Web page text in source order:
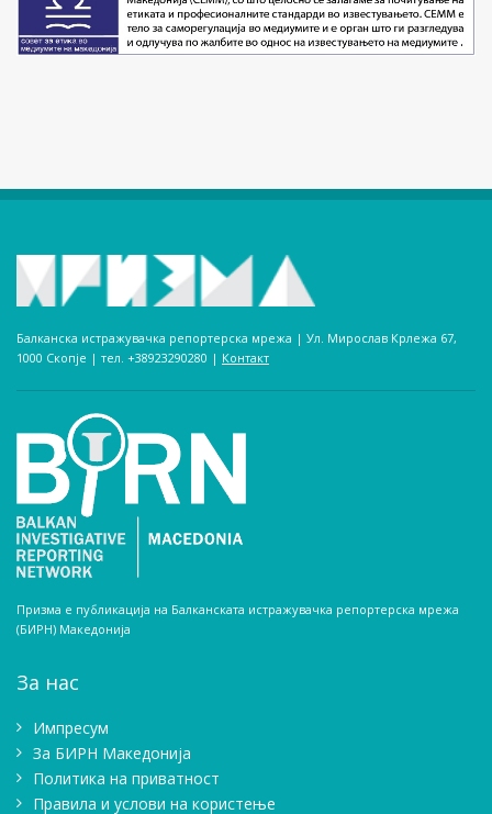
Балканска истражувачка репортерска мрежа | Ул. Мирослав Крлежа 67,
1000 Скопје | тел. +38923290280­ | Контакт
Призма е публикација на Балканската истражувачка репортерска мрежа
(БИРН) Македонија
За нас
Импресум
Зa БИРН Македонија
Политика на приватност
Правила и услови на користење